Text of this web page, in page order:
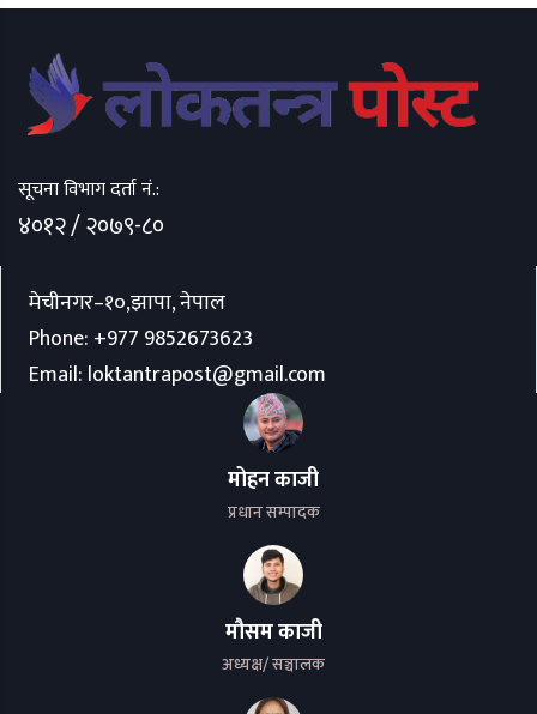
सूचना विभाग दर्ता नं.:
४०१२ / २०७९-८०
मेचीनगर–१०,झापा, नेपाल
Phone: +977 9852673623
Email: loktantrapost@gmail.com
मोहन काजी
प्रधान सम्पादक
मौसम काजी
अध्यक्ष/ सञ्चालक